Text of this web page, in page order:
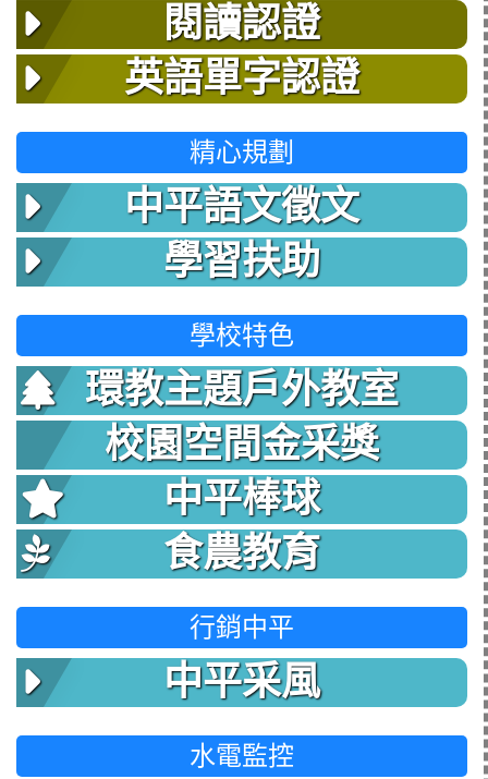
閱讀認證
英語單字認證
精心規劃
中平語文徵文
學習扶助
學校特色
環教主題戶外教室
校園空間金采獎
中平棒球
食農教育
行銷中平
中平采風
水電監控